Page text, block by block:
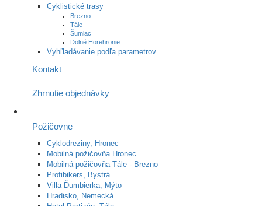
Cyklistické trasy
Brezno
Tále
Šumiac
Dolné Horehronie
Vyhľladávanie podľa parametrov
Kontakt
Zhrnutie objednávky
Požičovne
Cyklodreziny, Hronec
Mobilná požičovňa Hronec
Mobilná požičovňa Tále - Brezno
Profibikers, Bystrá
Villa Ďumbierka, Mýto
Hradisko, Nemecká